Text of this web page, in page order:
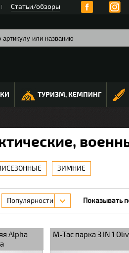
Статьи/обзоры
ТУРИЗМ, КЕМПИНГ
ЗИМНИЕ
Популярности Показывать
Alpha
M-Tac парка 3 IN 1